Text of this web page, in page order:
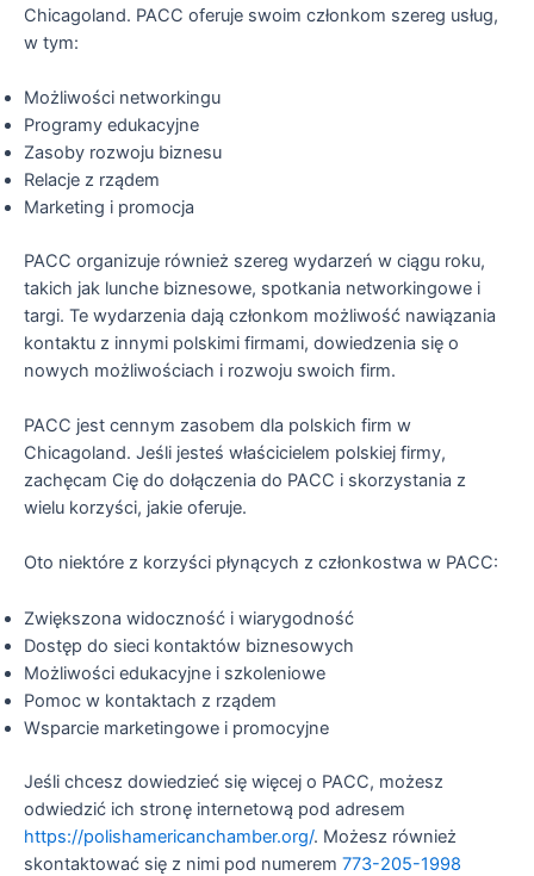
Chicagoland. PACC oferuje swoim członkom szereg usług,
w tym:
Możliwości networkingu
Programy edukacyjne
Zasoby rozwoju biznesu
Relacje z rządem
Marketing i promocja
PACC organizuje również szereg wydarzeń w ciągu roku,
takich jak lunche biznesowe, spotkania networkingowe i
targi. Te wydarzenia dają członkom możliwość nawiązania
kontaktu z innymi polskimi firmami, dowiedzenia się o
nowych możliwościach i rozwoju swoich firm.
PACC jest cennym zasobem dla polskich firm w
Chicagoland. Jeśli jesteś właścicielem polskiej firmy,
zachęcam Cię do dołączenia do PACC i skorzystania z
wielu korzyści, jakie oferuje.
Oto niektóre z korzyści płynących z członkostwa w PACC:
Zwiększona widoczność i wiarygodność
Dostęp do sieci kontaktów biznesowych
Możliwości edukacyjne i szkoleniowe
Pomoc w kontaktach z rządem
Wsparcie marketingowe i promocyjne
Jeśli chcesz dowiedzieć się więcej o PACC, możesz
odwiedzić ich stronę internetową pod adresem
https://polishamericanchamber.org/. Możesz również
skontaktować się z nimi pod numerem 773-205-1998